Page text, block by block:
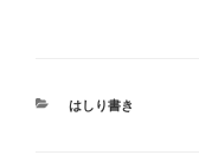
カ
はしり書き